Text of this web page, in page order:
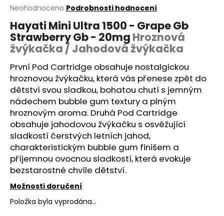
Průměrné
produktu
je
0,0
z
5
hvězdiček.
Neohodnoceno Podrobnosti hodnocení
Hayati Mini Ultra 1500 - Grape Gb
Strawberry Gb - 20mg Hroznová
žvýkačka / Jahodová žvýkačka
První Pod Cartridge obsahuje nostalgickou
hroznovou žvýkačku, která vás přenese zpět do
dětství svou sladkou, bohatou chutí s jemným
nádechem bubble gum textury a plným
hroznovým aroma. Druhá Pod Cartridge
obsahuje jahodovou žvýkačku s osvěžující
sladkostí čerstvých letních jahod,
charakteristickým bubble gum finišem a
příjemnou ovocnou sladkostí, která evokuje
bezstarostné chvíle dětství.
Možnosti doručení
Položka byla vyprodána…
a
j
í
t
?
HLEDAT
D
o
p
o
r